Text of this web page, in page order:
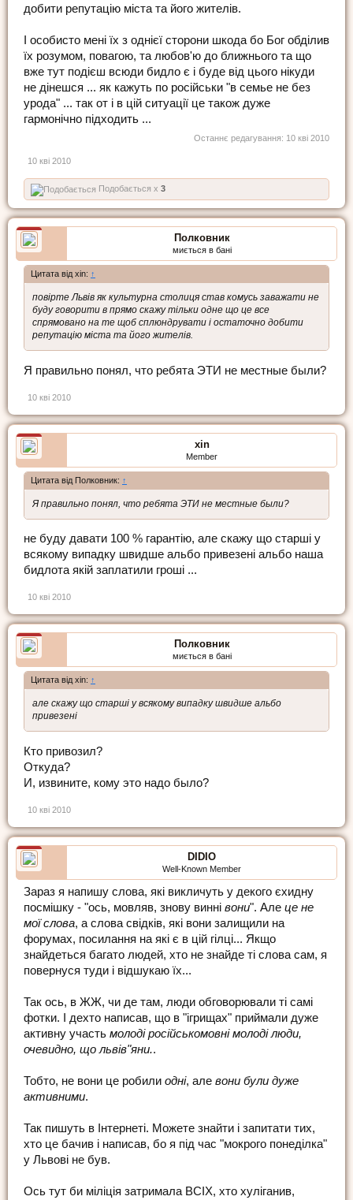
добити репутацію міста та його жителів.
І особисто мені їх з однієї сторони шкода бо Бог обділив
їх розумом, повагою, та любов'ю до ближнього та що
вже тут подієш всюди бидло є і буде від цього нікуди
не дінешся ... як кажуть по російськи "в семье не без
урода" ... так от і в цій ситуації це також дуже
гармонічно підходить ...
Останнє редагування: 10 кві 2010
10 кві 2010
Подобається x 3
Полковник
миється в бані
Цитата від xin: ↑
повірте Львів як культурна столиця став комусь заважати не
буду говорити в прямо скажу тільки одне що це все
спрямовано на те щоб сплюндрувати і остаточно добити
репутацію міста та його жителів.
Я правильно понял, что ребята ЭТИ не местные были?
10 кві 2010
xin
Member
Цитата від Полковник: ↑
Я правильно понял, что ребята ЭТИ не местные были?
не буду давати 100 % гарантію, але скажу що старші у
всякому випадку швидше альбо привезені альбо наша
бидлота якій заплатили гроші ...
10 кві 2010
Полковник
миється в бані
Цитата від xin: ↑
але скажу що старші у всякому випадку швидше альбо
привезені
Кто привозил?
Откуда?
И, извините, кому это надо было?
10 кві 2010
DIDIO
Well-Known Member
Зараз я напишу слова, які викличуть у декого єхидну
посмішку - "ось, мовляв, знову винні вони". Але це не
мої слова, а слова свідків, які вони залищили на
форумах, посилання на які є в цій гілці... Якщо
знайдеться багато людей, хто не знайде ті слова сам, я
повернуся туди і відшукаю їх...
Так ось, в ЖЖ, чи де там, люди обговорювали ті самі
фотки. І дехто написав, що в "ігрищах" приймали дуже
активну участь молоді російськомовні молоді люди,
очевидно, що львів"яни..
Тобто, не вони це робили одні, але вони були дуже
активними.
Так пишуть в Інтернеті. Можете знайти і запитати тих,
хто це бачив і написав, бо я під час "мокрого понеділка"
у Львові не був.
Ось тут би міліція затримала ВСІХ, хто хуліганив,